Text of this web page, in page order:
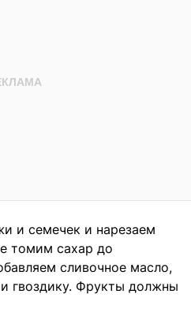
и семечек и нарезаем
томим сахар до
сливочное масло,
гвоздику. Фрукты должны